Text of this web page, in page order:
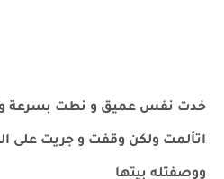
خدت نفس عميق و نطت بسرعة
اتألمت ولكن وقفت و جريت على
ووصفتله بيتها